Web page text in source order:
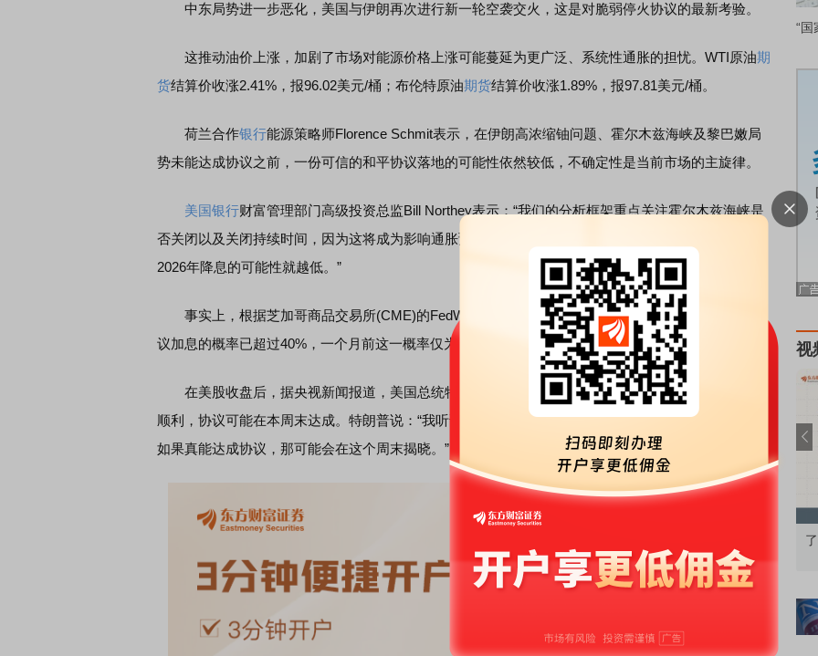
中东局势进一步恶化，美国与伊朗再次进行新一轮空袭交火，这是对脆弱停火协议的最新考验。
这推动油价上涨，加剧了市场对能源价格上涨可能蔓延为更广泛、系统性通胀的担忧。WTI原油期
货结算价收涨2.41%，报96.02美元/桶；布伦特原油期货结算价收涨1.89%，报97.81美元/桶。
荷兰合作银行能源策略师Florence Schmit表示，在伊朗高浓缩铀问题、霍尔木兹海峡及黎巴嫩局
势未能达成协议之前，一份可信的和平协议落地的可能性依然较低，不确定性是当前市场的主旋律。
美国银行财富管理部门高级投资总监Bill Northey表示：“我们的分析框架重点关注霍尔木兹海峡是
否关闭以及关闭持续时间，因为这将成为影响通胀预期的关键变量。封锁持续时间越长，美联储在
2026年降息的可能性就越低。”
事实上，根据芝加哥商品交易所(CME)的FedWatch工具，金融市场目前定价显示，美联储12月会
议加息的概率已超过40%，一个月前这一概率仅为9.1%。
在美股收盘后，据央视新闻报道，美国总统特朗普当地时间3日在白宫说，美国同伊朗的谈判进展
顺利，协议可能在本周末达成。特朗普说：“我听说谈判本身进行得非常顺利，实际上是相当顺利……
如果真能达成协议，那可能会在这个周末揭晓。”
“国
视
风，将吹向何处
了解北